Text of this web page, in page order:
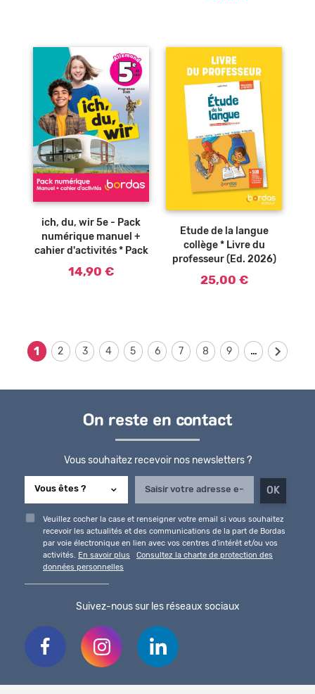
ich, du, wir 5e - Pack
numérique manuel +
cahier d'activités * Pack
14,90 €
Ajouter au
Etude de la langue
collège * Livre du
professeur (Ed. 2026)
25,00 €
1 2 3 4 5 6 7 8 9 …
On reste en contact
Vous souhaitez recevoir nos newsletters ?
Veuillez cocher la case et renseigner votre email si vous souhaitez
recevoir les actualités et des communications de la part de Bordas
par voie électronique en lien avec vos centres d'intérêt et/ou vos
activités. En savoir plus
Consultez la charte de protection des
données personnelles
Suivez-nous sur les réseaux sociaux